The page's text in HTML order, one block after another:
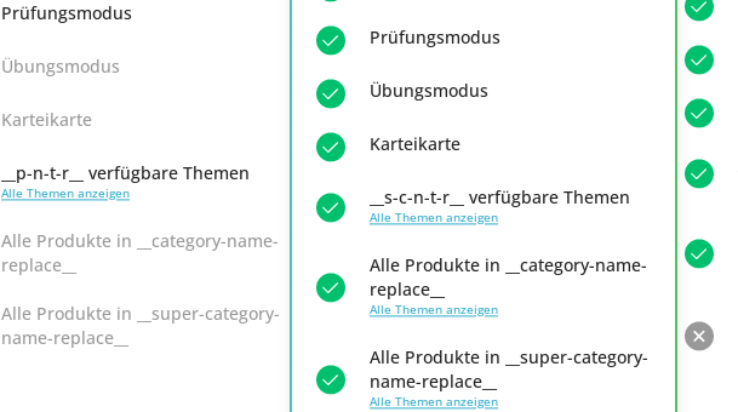
Prüfungsmodus
Übungsmodus
Karteikarte
__p-n-t-r__ verfügbare Themen
Alle Themen anzeigen
Alle Produkte in __category-name-
replace__
Alle Produkte in __super-category-
name-replace__
Prüfungsmodus
Übungsmodus
Karteikarte
__s-c-n-t-r__ verfügbare Themen
Alle Themen anzeigen
Alle Produkte in __category-name-
replace__
Alle Themen anzeigen
Alle Produkte in __super-category-
name-replace__
Alle Themen anzeigen